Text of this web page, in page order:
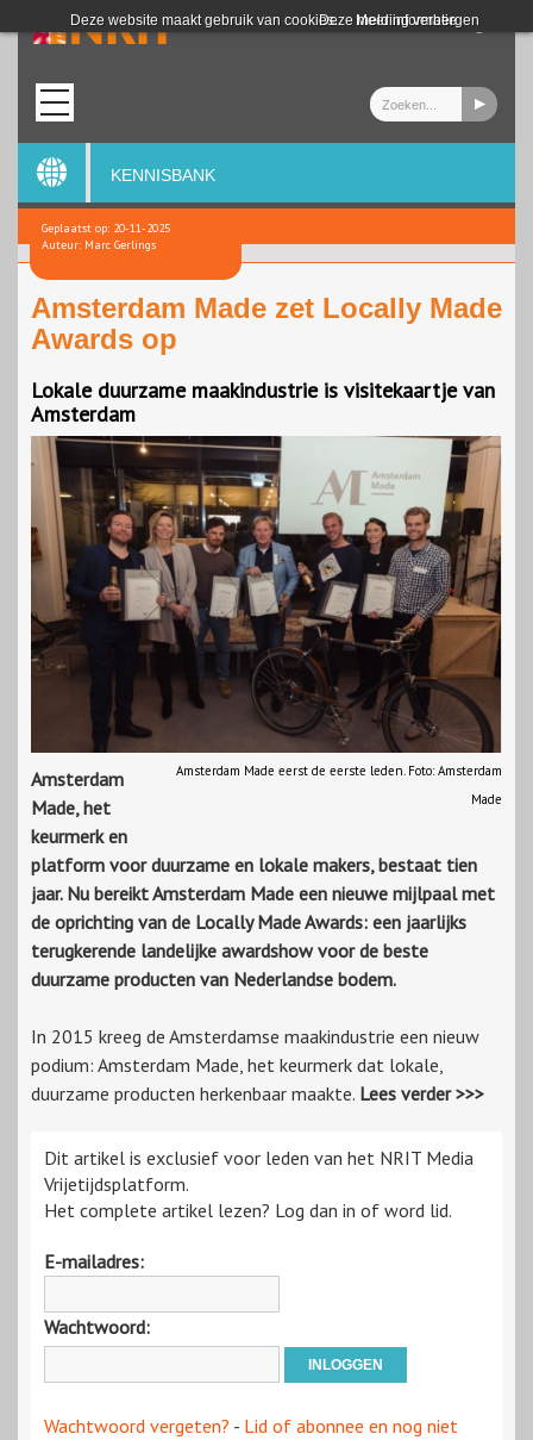
Deze website maakt gebruik van cookies. Meer informatie
Deze melding verbergen
Login
KENNISBANK
Geplaatst op: 20-11-2025
Auteur: Marc Gerlings
Amsterdam Made zet Locally Made
Awards op
Lokale duurzame maakindustrie is visitekaartje van
Amsterdam
Amsterdam Made eerst de eerste leden. Foto: Amsterdam
Made
Amsterdam
Made, het
keurmerk en
platform voor duurzame en lokale makers, bestaat tien
jaar. Nu bereikt Amsterdam Made een nieuwe mijlpaal met
de oprichting van de Locally Made Awards: een jaarlijks
terugkerende landelijke awardshow voor de beste
duurzame producten van Nederlandse bodem.
In 2015 kreeg de Amsterdamse maakindustrie een nieuw
podium: Amsterdam Made, het keurmerk dat lokale,
duurzame producten herkenbaar maakte. Lees verder >>>
Dit artikel is exclusief voor leden van het NRIT Media
Vrijetijdsplatform.
Het complete artikel lezen? Log dan in of word lid.
E-mailadres:
Wachtwoord:
Wachtwoord vergeten? - Lid of abonnee en nog niet